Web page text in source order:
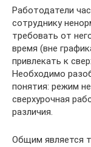
Работодатели
сотруднику
требовать от
время (вне
привлекать к
Необходимо
понятия: режим
сверхурочная
различия.
Общим является